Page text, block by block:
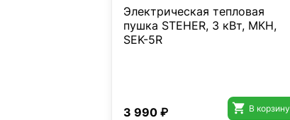
Электрическая тепловая
пушка STEHER, 3 кВт, МКН,
SEK-5R
3 990 ₽  В корзину